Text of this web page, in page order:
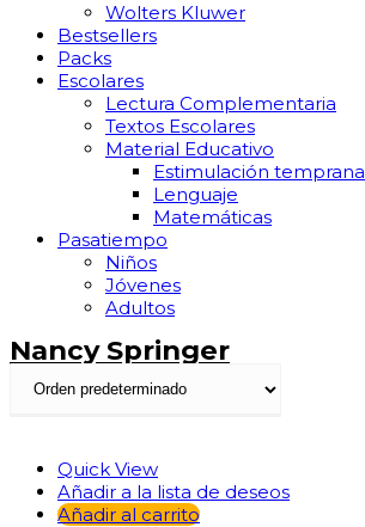
Wolters Kluwer
Bestsellers
Packs
Escolares
Lectura Complementaria
Textos Escolares
Material Educativo
Estimulación temprana
Lenguaje
Matemáticas
Pasatiempo
Niños
Jóvenes
Adultos
Nancy Springer
Quick View
Añadir a la lista de deseos
Añadir al carrito